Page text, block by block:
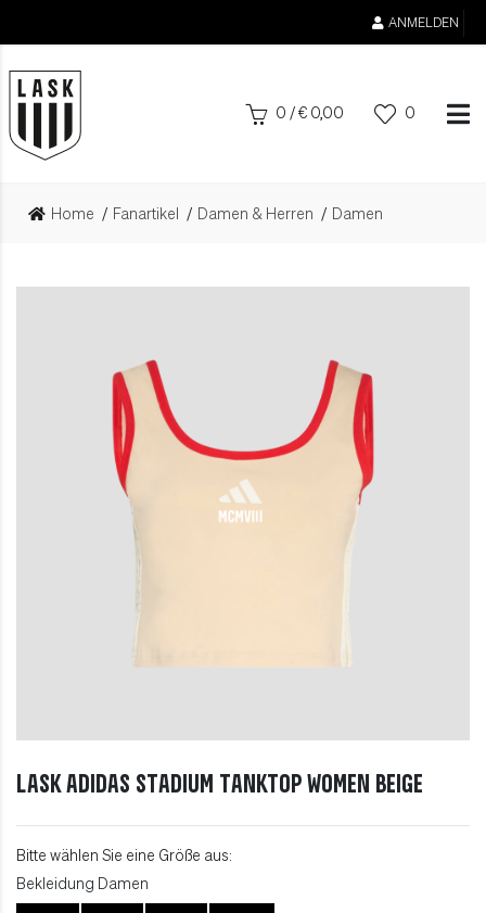
ANMELDEN
0 /€ 0,00 0
Home Fanartikel Damen & Herren Damen
LASK adidas Stadium Tanktop Women beige
Bitte wählen Sie eine Größe aus:
Bekleidung Damen